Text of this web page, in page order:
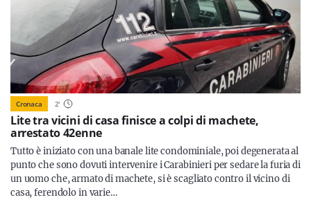
Cronaca 2'
Lite tra vicini di casa finisce a colpi di machete,
arrestato 42enne
Tutto è iniziato con una banale lite condominiale, poi degenerata al
punto che sono dovuti intervenire i Carabinieri per sedare la furia di
un uomo che, armato di machete, si è scagliato contro il vicino di
casa, ferendolo in varie…